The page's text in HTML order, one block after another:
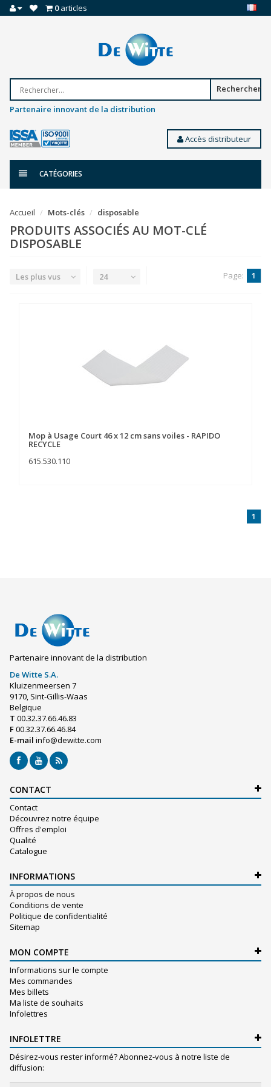
0articles
Rechercher
Partenaire innovant de la distribution
Accès distributeur
CATÉGORIES
Accueil Mots-clés disposable
PRODUITS ASSOCIÉS AU MOT-CLÉ
DISPOSABLE
Les plus vus 24 Page: 1
Mop à Usage Court 46 x 12 cm sans voiles - RAPIDO
RECYCLE
615.530.110
1
Partenaire innovant de la distribution
De Witte S.A.
Kluizenmeersen 7
9170, Sint-Gillis-Waas
Belgique
T 00.32.37.66.46.83
F00.32.37.66.46.84
E-mail info@dewitte.com
CONTACT
Contact
Découvrez notre équipe
Offres d'emploi
Qualité
Catalogue
INFORMATIONS
À propos de nous
Conditions de vente
Politique de confidentialité
Sitemap
MON COMPTE
Informations sur le compte
Mes commandes
Mes billets
Ma liste de souhaits
Infolettres
INFOLETTRE
Désirez-vous rester informé? Abonnez-vous à notre liste de
diffusion: